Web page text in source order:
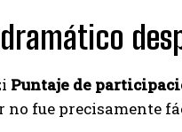
Puntaje de
no fue precisamente